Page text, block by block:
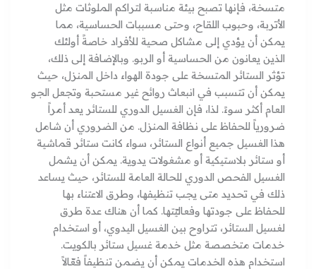
متسخة، فإنها تصبح بيئة مناسبة لتراكم الملوثات مثل
الأتربة، وحبوب اللقاح، وحتى مسببات الحساسية، مما
يمكن أن يؤدي إلى مشاكل صحية للأفراد خاصةً أولئك
الذين يعانون من الحساسية أو الربو. وبالإضافة إلى ذلك،
تؤثر الستائر المتسخة على جودة الهواء داخل المنزل، حيث
يمكن أن تتسبب في انبعاث روائح غير مستحبة وتجعل الجو
العام أكثر سوءً. لذا، فإن الغسيل الدوري للستائر يعد أمراً
ضرورياً للحفاظ على نظافة المنزل. من الضروري أن شامل
هذا الغسيل جميع أنواع الستائر، سواء كانت ستائر قماشية
أو ستائر بلاستيكية أو مشغولات يدوية. يمكن أن يشمل
الغسيل الفحص الدوري للحالة العامة للستائر، حيث يساعد
ذلك في تحديد متى يجب تنظيفها، وطرق الاعتناء بها
للحفاظ على جودتها وفعاليّتها. كما أن هناك عدة طرق
لغسيل الستائر، تتراوح بين الغسيل اليدوي، أو استخدام
خدمات متخصصة مثل خدمة غسيل ستائر بالكويت.
استخدام هذه الخدمات يمكن أن يضمن تنظيفاً فعّالاً